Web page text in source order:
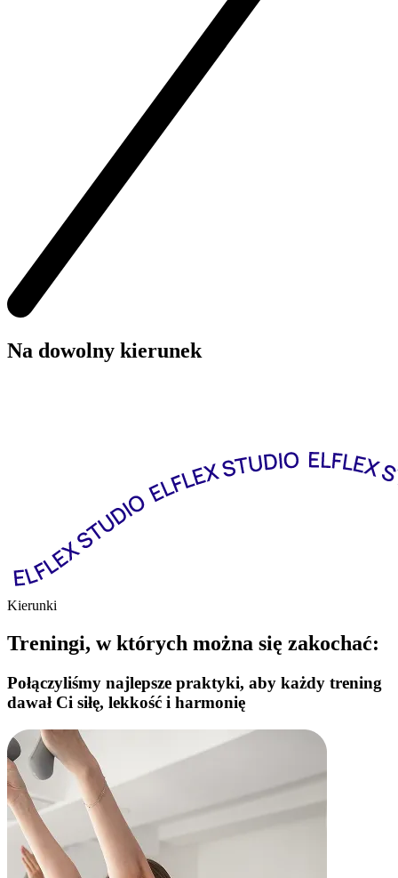
Na dowolny kierunek
Kierunki
Treningi, w których można się zakochać:
Połączyliśmy najlepsze praktyki, aby każdy trening
dawał Ci siłę, lekkość i harmonię